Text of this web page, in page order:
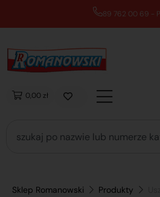
89 762 00 69 - Pomoc
0,00 zł
Sklep Romanowski Produkty